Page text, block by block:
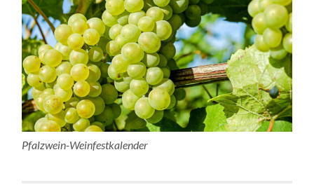
Pfalzwein-Weinfestkalender